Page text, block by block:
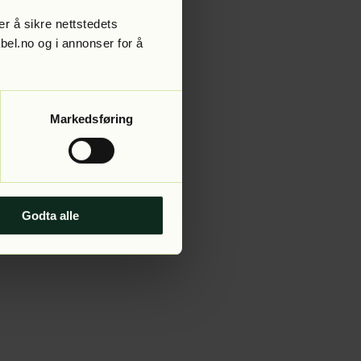
å sikre nettstedets
og i annonser for å
Markedsføring
Godta alle